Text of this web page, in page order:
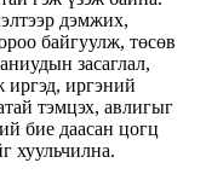
дэмжих,
байгуулж, төсөв
засаглал,
иргэд, иргэний
тэмцэх, авлигыг
бие даасан цогц
хуульчилна.